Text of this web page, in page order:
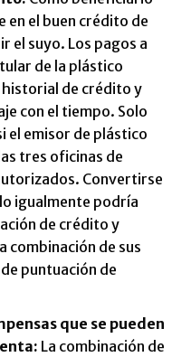
el buen crédito de
el suyo. Los pagos a
de la plástico
historial de crédito y
con el tiempo. Solo
el emisor de plástico
tres oficinas de
Convertirse
igualmente podría
de crédito y
combinación de sus
puntuación de
que se pueden
La combinación de